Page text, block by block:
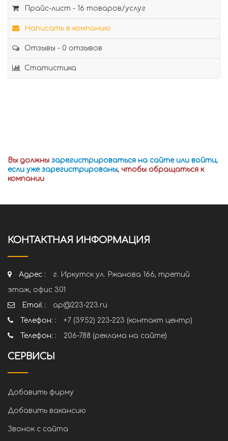
Прайс-лист - 16 товаров/услуг
Написать в компанию
Отзывы - 0 отзывов
Статистика
Вы должны зарегистрироваться на сайте или войти,
если уже зарегистрированы, чтобы обращаться к
компании
КОНТАКТНАЯ ИНФОРМАЦИЯ
Адрес :
г. Иркутск ул. Ржанова 166, третий
этаж, офис 301
Email :
ap@223-223.ru
Телефон: :
+7 (3952) 223-223 (контакт центр)
Телефон: :
206-788 (реклама на сайте)
СЕРВИСЫ
Добавить фирму
Добавить вакансию
Звонок с сайта